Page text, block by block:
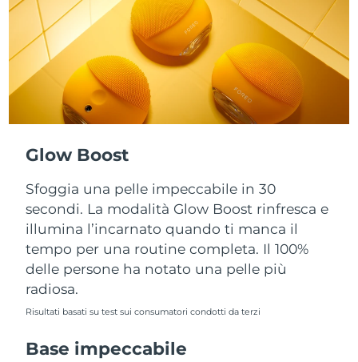
Glow Boost
Sfoggia una pelle impeccabile in 30
secondi. La modalità Glow Boost rinfresca e
illumina l’incarnato quando ti manca il
tempo per una routine completa. Il 100%
delle persone ha notato una pelle più
radiosa.
Risultati basati su test sui consumatori condotti da terzi
Base impeccabile
Svizzera Consegna stimata 08.08.2026
Taiwan Consegna stimata13.08.2026
Thailandia Consegna stimata 12.08.2026
Turchia
Emirati Arabi Uniti Consegna stimata09.08.2026
Regno Unito Consegna stimata08.08.2026
Stati Uniti Consegna stimata 09.08.2026
Vietnam